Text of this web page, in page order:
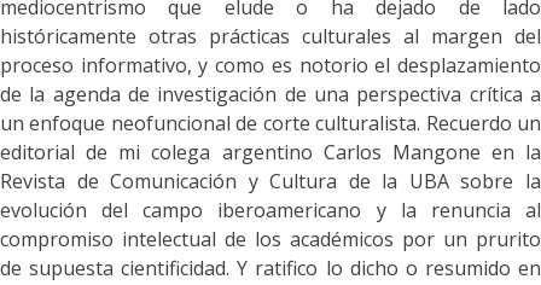
mediocentrismo que elude o ha dejado de lado
históricamente otras prácticas culturales al margen del
proceso informativo, y como es notorio el desplazamiento
de la agenda de investigación de una perspectiva crítica a
un enfoque neofuncional de corte culturalista. Recuerdo un
editorial de mi colega argentino Carlos Mangone en la
Revista de Comunicación y Cultura de la UBA sobre la
evolución del campo iberoamericano y la renuncia al
compromiso intelectual de los académicos por un prurito
de supuesta cientificidad. Y ratifico lo dicho o resumido en